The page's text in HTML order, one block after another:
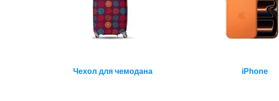
Чехол для чемодана iPhone